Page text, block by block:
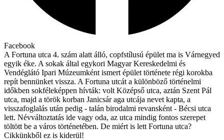
Facebook
A Fortuna utca 4. szám alatt álló, copfstílusú épület ma is Várnegyed
egyik éke. A sokak által egykori Magyar Kereskedelmi és
Vendéglátó Ipari Múzeumként ismert épület története régi korokba
repít bennünket vissza. A Fortuna utcát a különböző történelmi
időkben sokféleképpen hívták: volt Középső utca, aztán Szent Pál
utca, majd a török korban Janicsár aga utcája nevet kapta, a
visszafoglalás után pedig - talán birodalmi revansként - Bécsi utca
lett. Névváltoztatás ide vagy oda, az utca mindig fontos szerepet
töltött be a város történetében. De miért is lett Fortuna utca?
Cikkünkből ez is kiderül!